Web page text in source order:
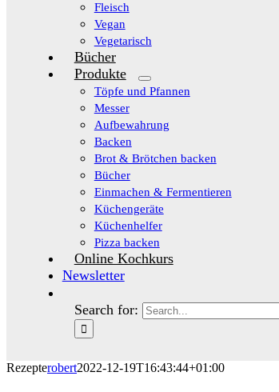
Fleisch
Vegan
Vegetarisch
Bücher
Produkte
Töpfe und Pfannen
Messer
Aufbewahrung
Backen
Brot & Brötchen backen
Bücher
Einmachen & Fermentieren
Küchengeräte
Küchenhelfer
Pizza backen
Online Kochkurs
Newsletter
Search for:
Rezepterobert2022-12-19T16:43:44+01:00